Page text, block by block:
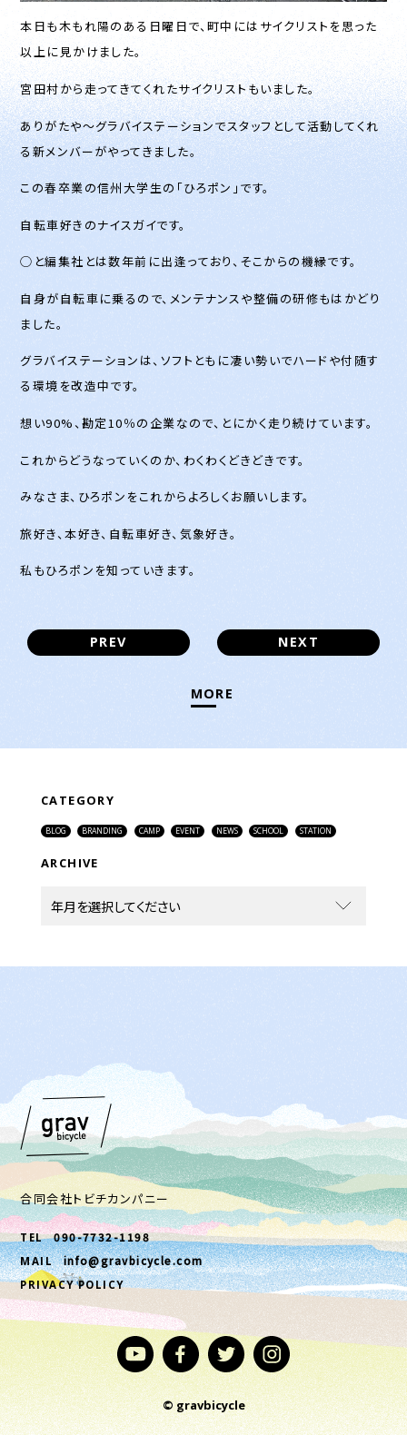
本日も木もれ陽のある日曜日で、町中にはサイクリストを思った
以上に見かけました。
宮田村から走ってきてくれたサイクリストもいました。
ありがたや〜グラバイステーションでスタッフとして活動してくれ
る新メンバーがやってきました。
この春卒業の信州大学生の「ひろポン」です。
自転車好きのナイスガイです。
◯と編集社とは数年前に出逢っており、そこからの機縁です。
自身が自転車に乗るので、メンテナンスや整備の研修もはかどり
ました。
グラバイステーションは、ソフトともに凄い勢いでハードや付随す
る環境を改造中です。
想い90%、勘定10％の企業なので、とにかく走り続けています。
これからどうなっていくのか、わくわくどきどきです。
みなさま、ひろポンをこれからよろしくお願いします。
旅好き、本好き、自転車好き、気象好き。
私もひろポンを知っていきます。
PREV NEXT
MORE
CATEGORY
BLOG BRANDING CAMP EVENT NEWS SCHOOL STATION
ARCHIVE
合同会社トビチカンパニー
TEL 090-7732-1198
MAIL info@gravbicycle.com
PRIVACY POLICY
© gravbicycle